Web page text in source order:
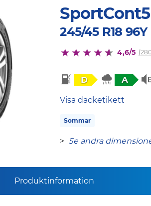
SportCont5
245/45 R18 96Y
4,6/5
D A
Visa däcketikett
Sommar
> Se andra
Produktinformation